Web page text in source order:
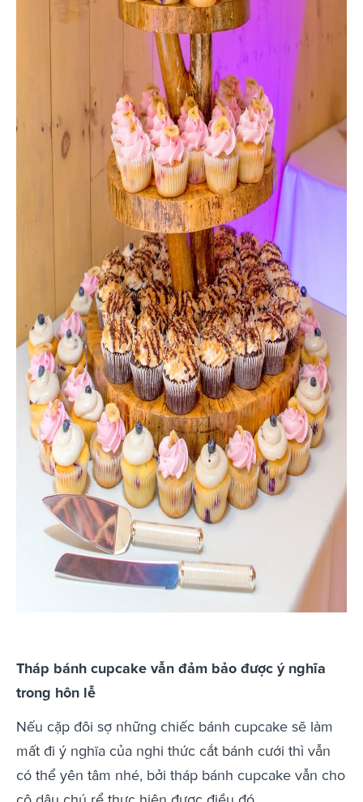
Tháp bánh cupcake vẫn đảm bảo được ý nghĩa
trong hôn lễ
Nếu cặp đôi sợ những chiếc bánh cupcake sẽ làm
mất đi ý nghĩa của nghi thức cắt bánh cưới thì vẫn
có thể yên tâm nhé, bởi tháp bánh cupcake vẫn cho